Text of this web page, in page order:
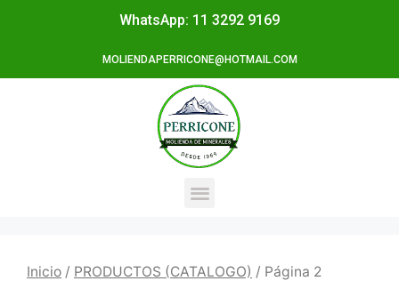
WhatsApp: 11 3292 9169
MOLIENDAPERRICONE@HOTMAIL.COM
Inicio / PRODUCTOS (CATALOGO) / Página 2